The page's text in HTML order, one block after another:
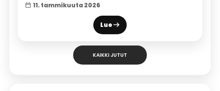
11. tammikuuta 2026
Lue
KAIKKI JUTUT